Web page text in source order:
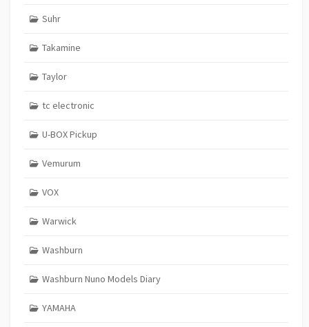
Suhr
Takamine
Taylor
tc electronic
U-BOX Pickup
Vemurum
VOX
Warwick
Washburn
Washburn Nuno Models Diary
YAMAHA